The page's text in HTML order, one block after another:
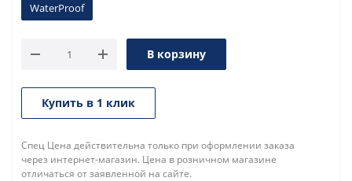
WaterProof
В корзину
Купить в 1 клик
Спец Цена действительна только при оформлении заказа
через интернет-магазин. Цена в розничном магазине
отличаться от заявленной на сайте.